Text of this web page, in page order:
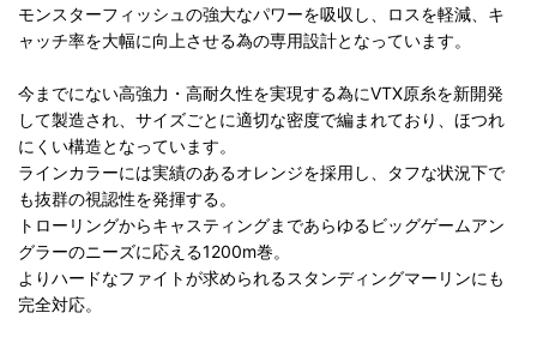
モンスターフィッシュの強大なパワーを吸収し、ロスを軽減、キ
ャッチ率を大幅に向上させる為の専用設計となっています。
今までにない高強力・高耐久性を実現する為にVTX原糸を新開発
して製造され、サイズごとに適切な密度で編まれており、ほつれ
にくい構造となっています。
ラインカラーには実績のあるオレンジを採用し、タフな状況下で
も抜群の視認性を発揮する。
トローリングからキャスティングまであらゆるビッグゲームアン
グラーのニーズに応える1200m巻。
よりハードなファイトが求められるスタンディングマーリンにも
完全対応。